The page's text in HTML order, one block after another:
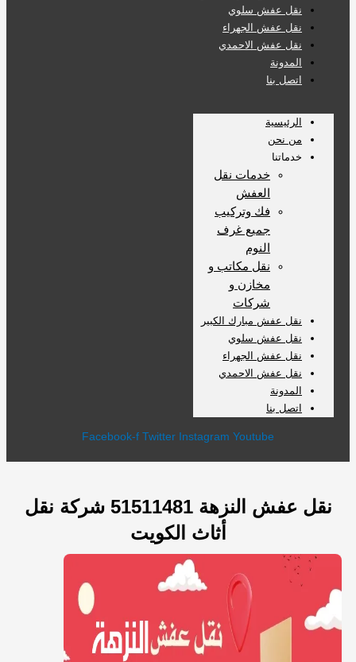
نقل عفش سلوي
نقل عفش الجهراء
نقل عفش الاحمدي
المدونة
اتصل بنا
الرئيسية
من نحن
خدماتنا
خدمات نقل
العفش
فك وتركيب
جميع غرف
النوم
نقل مكاتب و
مخازن و
شركات
نقل عفش مبارك الكبير
نقل عفش سلوي
نقل عفش الجهراء
نقل عفش الاحمدي
المدونة
اتصل بنا
Facebook-f Twitter Instagram Youtube
نقل عفش النزهة 51511481 شركة نقل
أثاث الكويت